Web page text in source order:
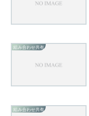
組み合わせ共有
組み合わせ共有